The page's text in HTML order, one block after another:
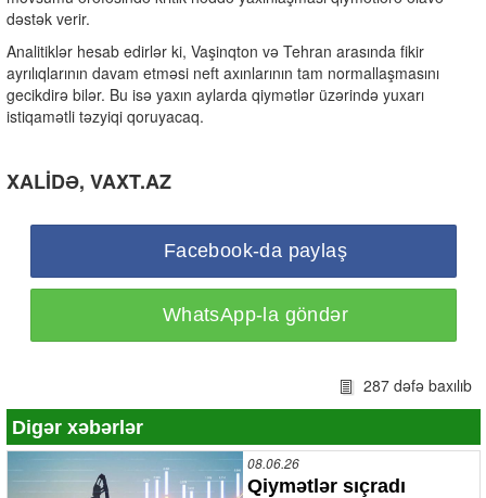
dəstək verir.
Analitiklər hesab edirlər ki, Vaşinqton və Tehran arasında fikir
ayrılıqlarının davam etməsi neft axınlarının tam normallaşmasını
gecikdirə bilər. Bu isə yaxın aylarda qiymətlər üzərində yuxarı
istiqamətli təzyiqi qoruyacaq.
XALİDƏ, VAXT.AZ
Facebook-da paylaş
WhatsApp-la göndər
287 dəfə baxılıb
Digər xəbərlər
08.06.26
Qiymətlər sıçradı